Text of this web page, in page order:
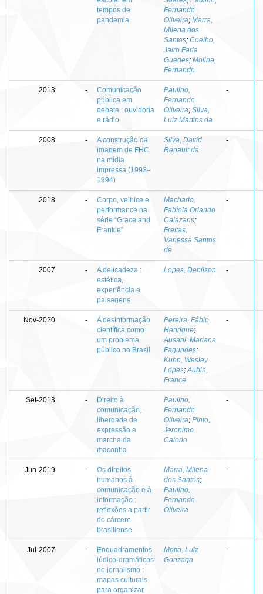
tempos de
pandemia
Fernando
Oliveira; Marra,
Milena dos
Santos; Coelho,
Jairo Faria
Guedes; Molina,
Fernando
2013 -
Comunicação
pública em
debate : ouvidoria
e rádio
Paulino,
Fernando
Oliveira; Silva,
Luiz Martins da
-
2008 -
A construção da
imagem de FHC
na mídia
impressa (1993–
1994)
Silva, David
Renault da
-
2018 -
Corpo, velhice e
performance na
série “Grace and
Frankie”
Machado,
Fabíola Orlando
Calazans;
Freitas,
Vanessa Santos
de
-
2007 -
A delicadeza :
estética,
experiência e
paisagens
Lopes, Denilson -
Nov-2020 -
A desinformação
científica como
um problema
público no Brasil
Pereira, Fábio
Henrique;
Ausani, Mariana
Fagundes;
Kuhn, Wesley
Lopes; Aubin,
France
-
Set-2013 -
Direito à
comunicação,
liberdade de
expressão e
marcha da
maconha
Paulino,
Fernando
Oliveira; Pinto,
Jeronimo
Calorio
-
Jun-2019 -
Os direitos
humanos à
comunicação e à
informação :
reflexões a partir
do cárcere
brasiliense
Marra, Milena
dos Santos;
Paulino,
Fernando
Oliveira
-
Jul-2007 -
Enquadramentos
lúdico-dramáticos
no jornalismo :
mapas culturais
para organizar
Motta, Luiz
Gonzaga
-